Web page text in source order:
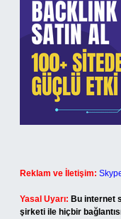
Reklam ve İletişim:
Yasal Uyarı: Bu internet
şirketi ile hiçbir